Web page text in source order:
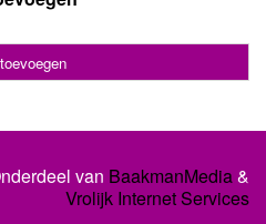
van BaakmanMedia&
Vrolijk Internet Services